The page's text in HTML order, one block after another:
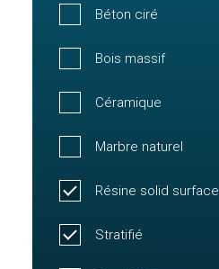
Béton ciré
Bois massif
Céramique
Marbre naturel
Résine solid surface
Stratifié